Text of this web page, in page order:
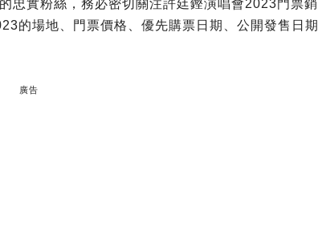
忠實粉絲，務必密切關注許廷鏗演唱會2023門票銷
的場地、門票價格、優先購票日期、公開發售日期
廣告